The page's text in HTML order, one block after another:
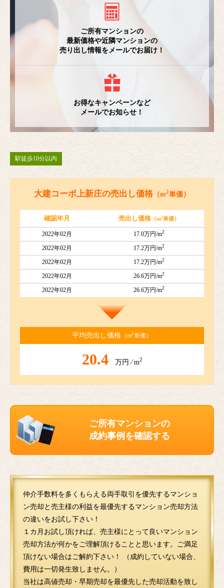
ご所有マンションの
最新価格や近隣マンションの
売り出し情報をメールでお届け！
お得なキャンペーンなど
メールでお知らせ！
駅徒歩10分以内
大建コーポ上新庄の売出し価格 （m2単価）
確認年月 売出し価格（m2単価）
2022年02月 17.0万円/m2
2022年02月 17.2万円/m2
2022年02月 17.2万円/m2
2022年02月 26.6万円/m2
2022年02月 26.6万円/m2
平均売出し価格 （m2単価）
20.4 万円 ⁄ m2
ご所有マンションの
成約事例を確認する
仲介手数料を多くもらえる両手取引を優先するマンショ
ン売却と売主様の利益を最優先するマンション売却方法
の違いをお試し下さい！
１カ月お試し頂ければ、売主様にとって良いマンション
売却方法が何かをご理解頂けることと思います。ご満足
頂けない場合はご解約下さい！ （成約していない場合、
費用は一切発生致しません。）
当社は高値売却・早期売却を最優先した売却活動を致し